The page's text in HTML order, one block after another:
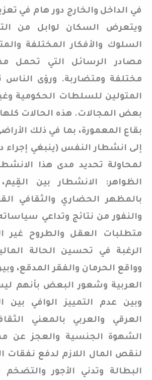
في الداخل والخارج دور هام في
ويتعرض السكان لوابل من
السلوك والأفكار المختلفة
مصادر الرسائل التي تحمل
مختلفة ومتضاربة. ورؤى
المتولين للسلطات الحكومية
بعض المجالات. هذه الحالات
بقاع المعمورة، بما في ذلك
إلى انشطار النفس (ينبغي إجراء
لمحاولة تحديد مدى هذا
الظواهر: الانشطار بين القِيم،
بالمظهر الحضاري والثقافي
والنفور من نتائج وتداعي سياساته
متطلبات العقل والطروح غير
الرغبة في تحسين الحالة
وواقع الحرمان والفقر المدقع،
العربية وشعور البعض بأنهم
وبين عدم التمييز الوافي بين
العرقي والعربي بالمعني
الشهوة الجنسية والعجز عن
لنقص المال اللازم لدفع نفقات
البطالة وتدني الأجور والتضخم